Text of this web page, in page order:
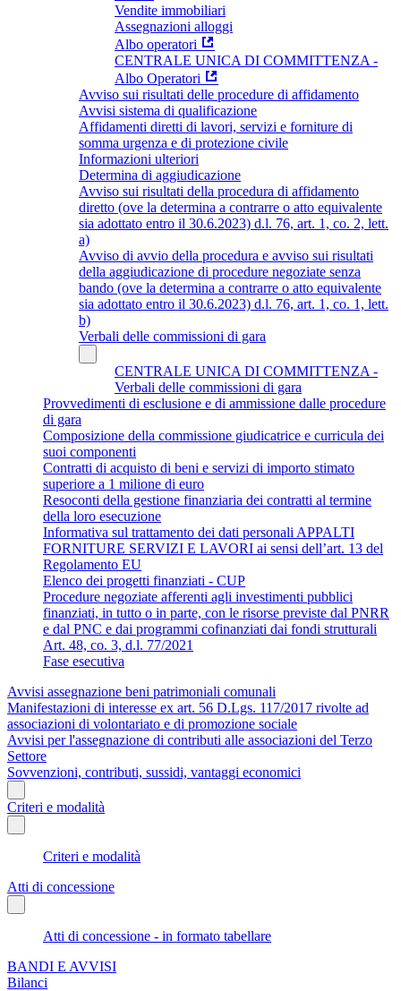
Vendite immobiliari
Assegnazioni alloggi
Albo operatori
CENTRALE UNICA DI COMMITTENZA -
Albo Operatori
Avviso sui risultati delle procedure di affidamento
Avvisi sistema di qualificazione
Affidamenti diretti di lavori, servizi e forniture di
somma urgenza e di protezione civile
Informazioni ulteriori
Determina di aggiudicazione
Avviso sui risultati della procedura di affidamento
diretto (ove la determina a contrarre o atto equivalente
sia adottato entro il 30.6.2023) d.l. 76, art. 1, co. 2, lett.
a)
Avviso di avvio della procedura e avviso sui risultati
della aggiudicazione di procedure negoziate senza
bando (ove la determina a contrarre o atto equivalente
sia adottato entro il 30.6.2023) d.l. 76, art. 1, co. 1, lett.
b)
Verbali delle commissioni di gara
CENTRALE UNICA DI COMMITTENZA -
Verbali delle commissioni di gara
Provvedimenti di esclusione e di ammissione dalle procedure
di gara
Composizione della commissione giudicatrice e curricula dei
suoi componenti
Contratti di acquisto di beni e servizi di importo stimato
superiore a 1 milione di euro
Resoconti della gestione finanziaria dei contratti al termine
della loro esecuzione
Informativa sul trattamento dei dati personali APPALTI
FORNITURE SERVIZI E LAVORI ai sensi dell’art. 13 del
Regolamento EU
Elenco dei progetti finanziati - CUP
Procedure negoziate afferenti agli investimenti pubblici
finanziati, in tutto o in parte, con le risorse previste dal PNRR
e dal PNC e dai programmi cofinanziati dai fondi strutturali
Art. 48, co. 3, d.l. 77/2021
Fase esecutiva
Avvisi assegnazione beni patrimoniali comunali
Manifestazioni di interesse ex art. 56 D.Lgs. 117/2017 rivolte ad
associazioni di volontariato e di promozione sociale
Avvisi per l'assegnazione di contributi alle associazioni del Terzo
Settore
Sovvenzioni, contributi, sussidi, vantaggi economici
Criteri e modalità
Criteri e modalità
Atti di concessione
Atti di concessione - in formato tabellare
BANDI E AVVISI
Bilanci